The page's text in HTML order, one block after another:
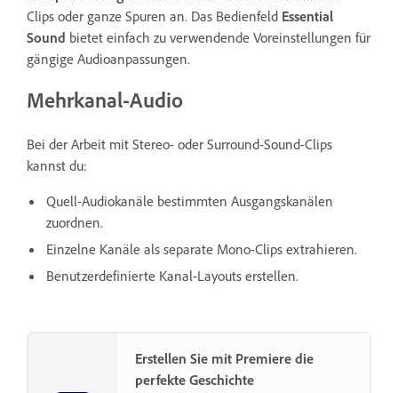
Clips oder ganze Spuren an. Das Bedienfeld Essential
Sound bietet einfach zu verwendende Voreinstellungen für
gängige Audioanpassungen.
Mehrkanal-Audio
Bei der Arbeit mit Stereo- oder Surround-Sound-Clips
kannst du:
Quell-Audiokanäle bestimmten Ausgangskanälen
zuordnen.
Einzelne Kanäle als separate Mono-Clips extrahieren.
Benutzerdefinierte Kanal-Layouts erstellen.
Erstellen Sie mit Premiere die
perfekte Geschichte